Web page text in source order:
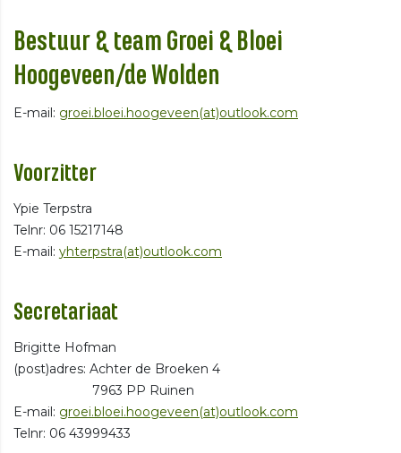
Bestuur & team Groei & Bloei
Hoogeveen/de Wolden
E-mail: groei.bloei.hoogeveen(at)outlook.com
Voorzitter
Ypie Terpstra
Telnr: 06 15217148
E-mail: yhterpstra(at)outlook.com
Secretariaat
Brigitte Hofman
(post)adres: Achter de Broeken 4
7963 PP Ruinen
E-mail: groei.bloei.hoogeveen(at)outlook.com
Telnr: 06 43999433